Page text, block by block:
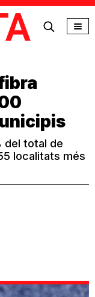
del total de
localitats més